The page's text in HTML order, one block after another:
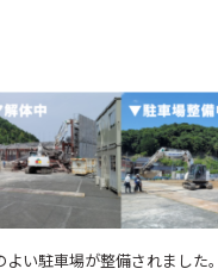
い駐車場が整備されました。